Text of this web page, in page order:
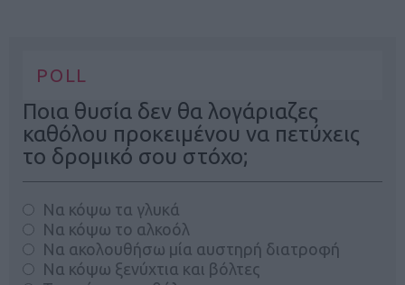
POLL
Ποια θυσία δεν θα λογάριαζες
καθόλου προκειμένου να πετύχεις
το δρομικό σου στόχο;
Να κόψω τα γλυκά
Να κόψω το αλκοόλ
Να ακολουθήσω μία αυστηρή διατροφή
Να κόψω ξενύχτια και βόλτες